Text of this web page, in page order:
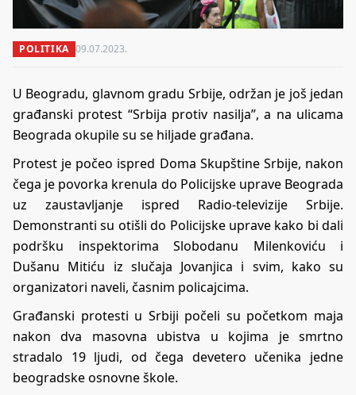
POLITIKA 09.07.2023.
U Beogradu, glavnom gradu Srbije, održan je još jedan
građanski protest “Srbija protiv nasilja”, a na ulicama
Beograda okupile su se hiljade građana.
Protest je počeo ispred Doma Skupštine Srbije, nakon
čega je povorka krenula do Policijske uprave Beograda
uz zaustavljanje ispred Radio-televizije Srbije.
Demonstranti su otišli do Policijske uprave kako bi dali
podršku inspektorima Slobodanu Milenkoviću i
Dušanu Mitiću iz slučaja Jovanjica i svim, kako su
organizatori naveli, časnim policajcima.
Građanski protesti u Srbiji počeli su početkom maja
nakon dva masovna ubistva u kojima je smrtno
stradalo 19 ljudi, od čega devetero učenika jedne
beogradske osnovne škole.